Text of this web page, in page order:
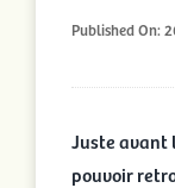
Published On:
Juste avant
pouvoir